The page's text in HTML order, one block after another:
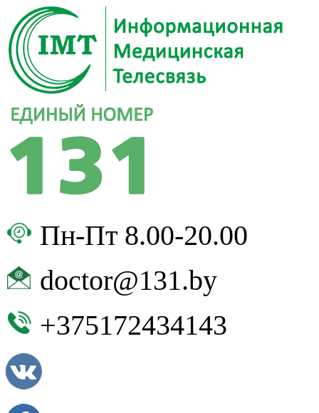
Пн-Пт 8.00-20.00
doctor@131.by
+375172434143